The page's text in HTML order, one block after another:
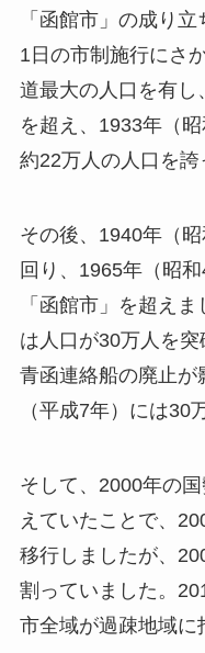
「函館市」の成り
1日の市制施行にさ
道最大の人口を有し
を超え、1933年（
約22万人の人口を誇
その後、1940年（
回り、1965年（昭
「函館市」を超え
は人口が30万人を
青函連絡船の廃止が
（平成7年）には30
そして、2000年の
えていたことで、
移行しましたが、
割っていました。
市全域が過疎地域に